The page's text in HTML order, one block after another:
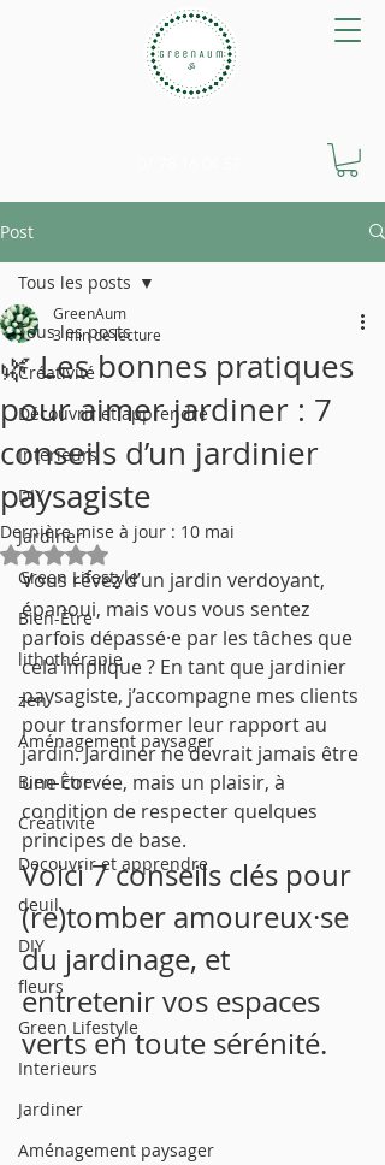
Post
Tous les posts
Créativité
Découvrir et apprendre
Interieurs
DIY
Jardiner
Green Lifestyle
Bien-Être
lithothérapie
zen
Aménagement paysager
Bien-Être
Créativité
Decouvrir et apprendre
deuil
DIY
fleurs
Green Lifestyle
Interieurs
Jardiner
Aménagement paysager
Tous les posts
🌿 Les bonnes pratiques
pour aimer jardiner : 7
conseils d’un jardinier
paysagiste
GreenAum
3 min de lecture
Dernière mise à jour : 10 mai
Noté NaN étoiles sur 5.
Vous rêvez d’un jardin verdoyant,
épanoui, mais vous vous sentez
parfois dépassé·e par les tâches que
cela implique ? En tant que jardinier
paysagiste, j’accompagne mes clients
pour transformer leur rapport au
jardin. Jardiner ne devrait jamais être
une corvée, mais un plaisir, à
condition de respecter quelques
principes de base.
Voici 7 conseils clés pour
(re)tomber amoureux·se
du jardinage, et
entretenir vos espaces
verts en toute sérénité.